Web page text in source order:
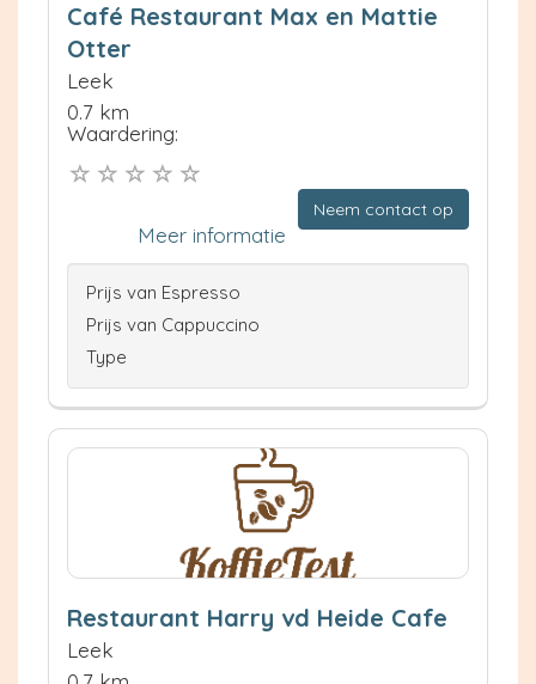
Café Restaurant Max en Mattie
Otter
Leek
0.7 km
Waardering:
Neem contact op
Meer informatie
Prijs van Espresso
Prijs van Cappuccino
Type
Restaurant Harry vd Heide Cafe
Leek